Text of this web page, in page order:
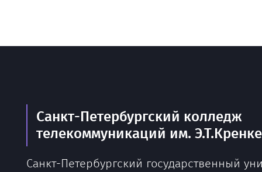
Санкт-Петербургский колледж
телекоммуникаций им.
Санкт-Петербургский государственный